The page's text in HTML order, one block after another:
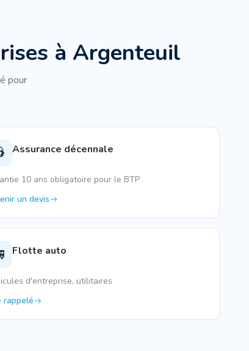
à Argenteuil
pour
Assurance décennale
10 ans obligatoire pour le BTP
un devis
Flotte auto
d'entreprise, utilitaires
rappelé